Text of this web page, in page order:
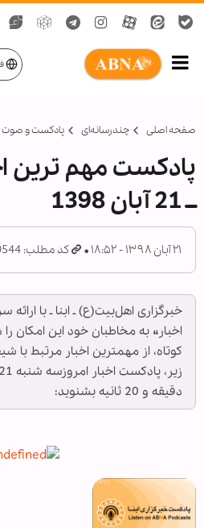
صفحه اصلی چندرسانه‌ای پادکست و صوت
پادکست مهم ترین
ــ 21 آبان 1398
۲۱ آبان ۱۳۹۸ - ۱۸:۵۲ کد مطلب: 760544
خبرگزاری اهل‌بیت(ع) ـ ابنا ـ با
اخبار» به مخاطبان خود این امکان
کوتاه، از مهمترین اخبار مرتبط با
دقیقه و 20 ثانیه بشنوید: